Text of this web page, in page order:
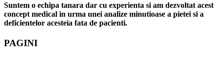
Suntem o echipa tanara dar cu experienta si am dezvoltat acest
concept medical in urma unei analize minutioase a pietei si a
deficientelor acesteia fata de pacienti.
PAGINI